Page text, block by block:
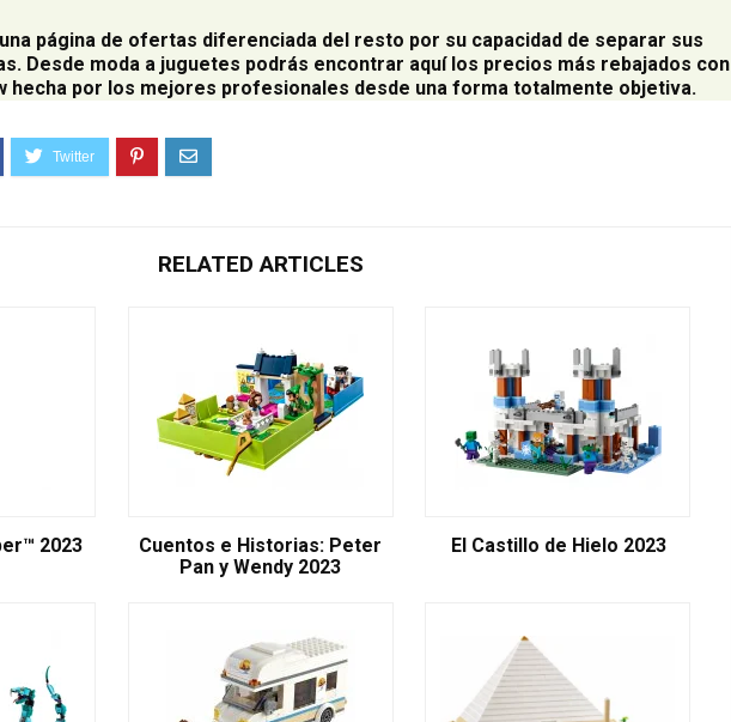
página de ofertas diferenciada del resto por su capacidad de separar sus
Desde moda a juguetes podrás encontrar aquí los precios más rebajados con
hecha por los mejores profesionales desde una forma totalmente objetiva.
RELATED ARTICLES
2023
Cuentos e Historias: Peter
Pan y Wendy 2023
El Castillo de Hielo 2023